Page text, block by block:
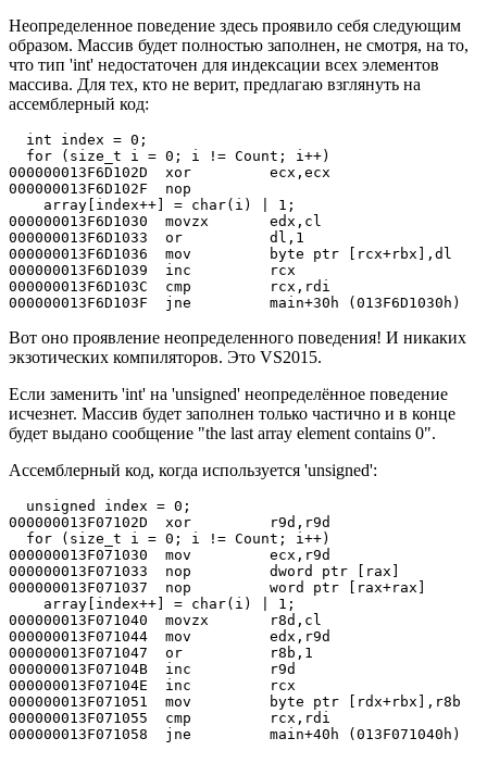
Неопределенное поведение здесь проявило себя следующим
образом. Массив будет полностью заполнен, не смотря, на то,
что тип 'int' недостаточен для индексации всех элементов
массива. Для тех, кто не верит, предлагаю взглянуть на
ассемблерный код:
  int index = 0;
  for (size_t i = 0; i != Count; i++)
000000013F6D102D  xor         ecx,ecx
000000013F6D102F  nop
    array[index++] = char(i) | 1;
000000013F6D1030  movzx       edx,cl
000000013F6D1033  or          dl,1
000000013F6D1036  mov         byte ptr [rcx+rbx],dl
000000013F6D1039  inc         rcx
000000013F6D103C  cmp         rcx,rdi
000000013F6D103F  jne         main+30h (013F6D1030h)
Вот оно проявление неопределенного поведения! И никаких
экзотических компиляторов. Это VS2015.
Если заменить 'int' на 'unsigned' неопределённое поведение
исчезнет. Массив будет заполнен только частично и в конце
будет выдано сообщение "the last array element contains 0".
Ассемблерный код, когда используется 'unsigned':
  unsigned index = 0;
000000013F07102D  xor         r9d,r9d
  for (size_t i = 0; i != Count; i++)
000000013F071030  mov         ecx,r9d
000000013F071033  nop         dword ptr [rax]
000000013F071037  nop         word ptr [rax+rax]
    array[index++] = char(i) | 1;
000000013F071040  movzx       r8d,cl
000000013F071044  mov         edx,r9d
000000013F071047  or          r8b,1
000000013F07104B  inc         r9d
000000013F07104E  inc         rcx
000000013F071051  mov         byte ptr [rdx+rbx],r8b
000000013F071055  cmp         rcx,rdi
000000013F071058  jne         main+40h (013F071040h)